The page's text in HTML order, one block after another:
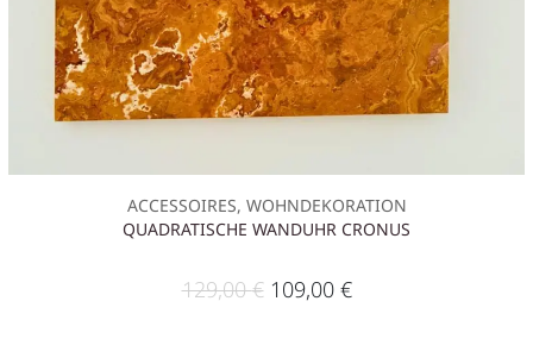
ACCESSOIRES, WOHNDEKORATION
QUADRATISCHE WANDUHR CRONUS
129,00€ 109,00 €